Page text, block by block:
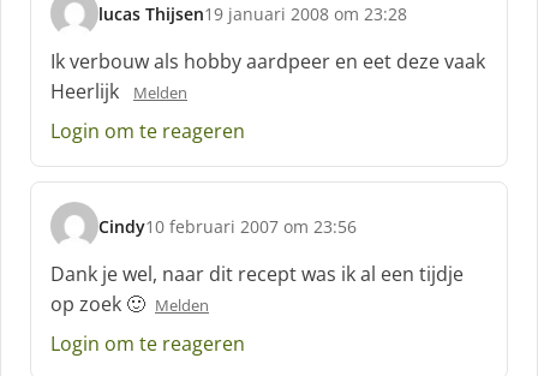
lucas Thijsen
s
c
h
r
e
f
19 januari 2008 om 23:28
Ik verbouw als hobby aardpeer en eet deze vaak
Heerlijk
Melden
Login om te reageren
Cindy
s
c
h
r
e
10 februari 2007 om 23:56
Dank je wel, naar dit recept was ik al een tijdje
op zoek 🙂 Melden
Login om te reageren